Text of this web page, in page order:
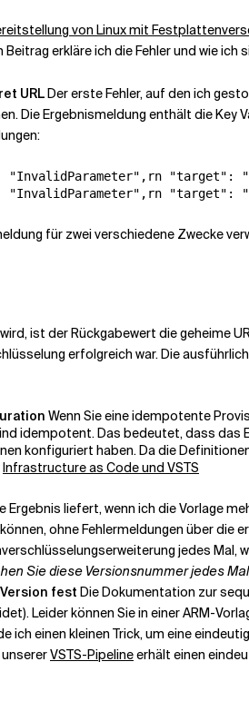
von Linux mit
erkläre ich die Fehler und wie ich
URLDer erste Fehler, auf den ich
Die Ergebnismeldung enthält die Key
"target":
"target":
für zwei verschiedene Zwecke
ist der Rückgabewert die geheime
erfolgreich war. Die
Wenn Sie eine idempotente
idempotent. Das bedeutet, dass das
konfiguriert haben. Da die
Infrastructure as Code und VSTS
Ergebnis liefert, wenn ich die Vorlage
ohne Fehlermeldungen über
jedes Mal,
Sie diese Versionsnummer jedes
fest Die Dokumentation zur
Leider können Sie in einer ARM-
ich einen kleinen Trick, um eine
VSTS-Pipelineerhält einen